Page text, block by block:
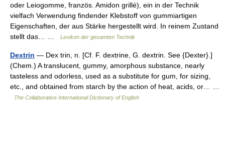
oder Leiogomme, französ. Amidon grillé), ein in der Technik
vielfach Verwendung findender Klebstoff von gummiartigen
Eigenschaften, der aus Stärke hergestellt wird. In reinem Zustand
stellt das… …
Lexikon der gesamten Technik
Dextrin — Dex trin, n. [Cf. F. dextrine, G. dextrin. See {Dexter}.]
(Chem.) A translucent, gummy, amorphous substance, nearly
tasteless and odorless, used as a substitute for gum, for sizing,
etc., and obtained from starch by the action of heat, acids, or… …
The Collaborative International Dictionary of English